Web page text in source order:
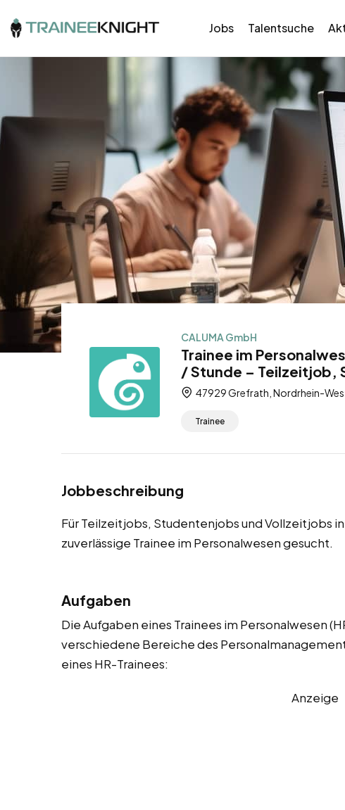
Jobs Talentsuche
CALUMA GmbH
Trainee im
/ Stunde – Teilzeitjob,
47929 Grefrath, Nordrhein-
Trainee
Jobbeschreibung
Für Teilzeitjobs, Studentenjobs und Vollzeitjobs
zuverlässige Trainee im Personalwesen gesucht.
Aufgaben
Die Aufgaben eines Trainees im Personalwesen
verschiedene Bereiche des
eines HR-Trainees:
Anzeige